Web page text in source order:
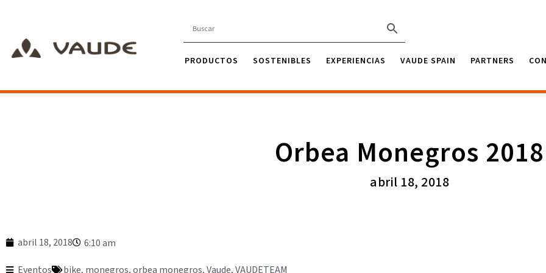
PRODUCTOS SOSTENIBLES EXPERIENCIAS VAUDE SPAIN PARTNERS
Orbea Monegros 2018
abril 18, 2018
abril 18, 2018 6:10 am
Eventos bike, monegros, orbea monegros, Vaude, VAUDETEAM